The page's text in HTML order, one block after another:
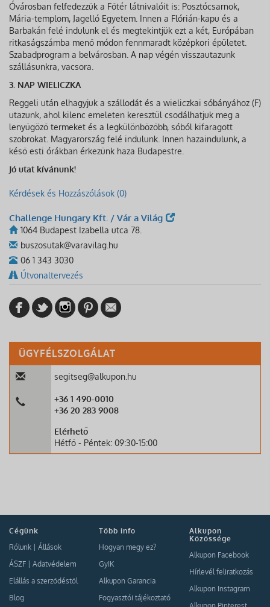
Óvárosban felfedezzük a Főtér látnivalóit is: Posztócsarnok,
Mária-templom, Jagelló Egyetem. Innen a Flórián-kapu és a
Barbakán felé indulunk el és megtekintjük ezt a két, Európában
ritkaságszámba menő módon fennmaradt középkori épületet.
Szabadprogram a belvárosban. A nap végén visszautazunk
szállásunkra, vacsora.
3. NAP WIELICZKA
Reggeli után elhagyjuk a szállodát és a wieliczkai sóbányához (F)
utazunk, ahol kilenc emeleten keresztül csodálhatjuk meg a
lenyűgöző termeket és a legkülönbözőbb, sóból kifaragott
szobrokat. Magyarország felé indulunk. Innen hazaindulunk, a
késő esti órákban érkezünk haza Budapestre.
Jó utat kívánunk!
Kérdések és Hozzászólások (0)
Challenge Hungary Kft. / Vár a Világ
1064 Budapest Izabella utca 78.
buszosutak@varavilag.hu
06 1 343 3030
Útvonaltervezés
ÜGYFÉLSZOLGÁLAT
segitseg@alkupon.hu
+36 1 490-0010
+36 20 283 9008
Elérhető
Hétfő - Péntek: 09:30-15:00
Cégünk
Rólunk
Állások
ÁSZF
Adatvédelem
Elállás a szerződéstől
Blog
Több info
Hogyan megy ez?
GyIK
Alkupon Garancia
Fogyasztói tájékoztató
Alkupon
Közössége
Alkupon Facebook
Hírlevél feliratkozás
Alkupon Instagram